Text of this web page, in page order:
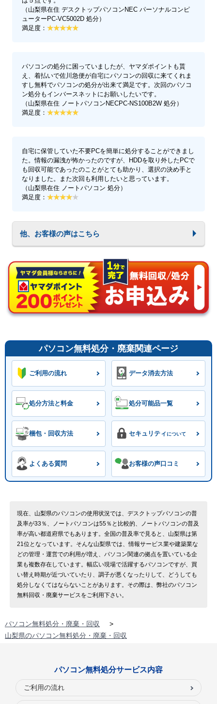
（山梨県在住 デスクトップパソコンNEC パーソナルコンピ
ューターPC-VC5002D 処分）
満足度：
パソコンの処分に困っていましたが、ヤマダポイントも貰
え、着払いで佐川急便が自宅にパソコンの回収に来てくれま
すし無料でパソコンの処分が出来て満足です。次回のパソコ
ン処分もインバースネットにお願いしたいです。
（山梨県在住 ノートパソコンNECPC-NS100B2W 処分）
満足度：
自宅に保管していた不要PCを簡単に処分することができまし
た。情報の漏洩が怖かったのですが、HDDを取り外したPCで
も回収可能であったのことがとても助かり、選択の決め手と
なりました。また次回も利用したいと思っています。
（山梨県在住 ノートパソコン 処分）
満足度：
他、お客様の声はこちら
パソコン無料処分・廃棄関連ページ
ご利用の流れ データ消去方法
処分方法と料金 処分可能品一覧
梱包・回収方法 セキュリティ について
よくある質問 お客様の声口コミ
現在、山梨県のパソコンの使用状況では、デスクトップパソコンの普
及率が33％、ノートパソコンは55％と比較的、ノートパソコンの普及
率が高い都道府県でもあります。全国の普及率で見ると、山梨県は第
21位となっています。そんな山梨県では、情報サービス業や建築業な
どの管理・運営での利用が増え、パソコン関連の拠点を置いている企
業も複数存在しています。幅広い現場で活躍するパソコンですが、買
い替え時期が近づいていたり、調子が悪くなったりして、どうしても
処分しなくてはならないことがあります。その際は、弊社のパソコン
無料回収・廃棄サービスをご利用下さい。
パソコン無料処分・廃棄・回収
>
山梨県のパソコン無料処分・廃棄・回収
パソコン無料処分サービス内容
ご利用の流れ